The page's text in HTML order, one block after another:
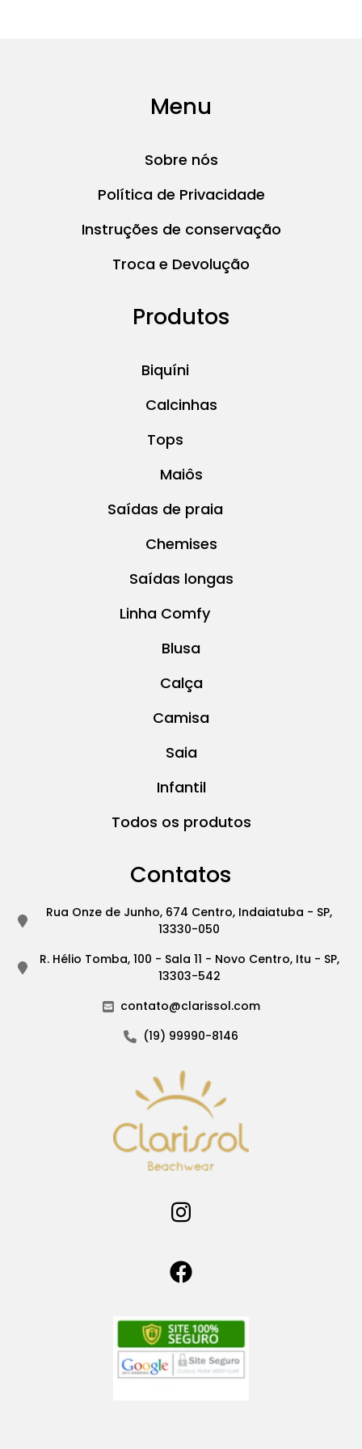
Menu
Sobre nós
Política de Privacidade
Instruções de conservação
Troca e Devolução
Produtos
Biquíni
Calcinhas
Tops
Maiôs
Saídas de praia
Chemises
Saídas longas
Linha Comfy
Blusa
Calça
Camisa
Saia
Infantil
Todos os produtos
Contatos
Rua Onze de Junho, 674 Centro, Indaiatuba - SP,
13330-050
R. Hélio Tomba, 100 - Sala 11 - Novo Centro, Itu - SP,
13303-542
contato@clarissol.com
(19) 99990-8146